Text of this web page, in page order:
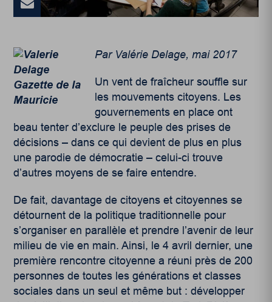
Par Valérie Delage, mai 2017
Un vent de fraîcheur souffle sur
les mouvements citoyens. Les
gouvernements en place ont
beau tenter d’exclure le peuple des prises de
décisions – dans ce qui devient de plus en plus
une parodie de démocratie – celui-ci trouve
d’autres moyens de se faire entendre.
De fait, davantage de citoyens et citoyennes se
détournent de la politique traditionnelle pour
s’organiser en parallèle et prendre l’avenir de leur
milieu de vie en main. Ainsi, le 4 avril dernier, une
première rencontre citoyenne a réuni près de 200
personnes de toutes les générations et classes
sociales dans un seul et même but : développer